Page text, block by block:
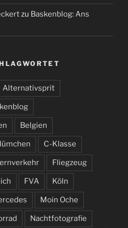
zu Baskenblog: Ans
Alternativsprit
Belgien
C-Klasse
Fliegzeug
FVA Köln
Moin Oche
Nachtfotografie